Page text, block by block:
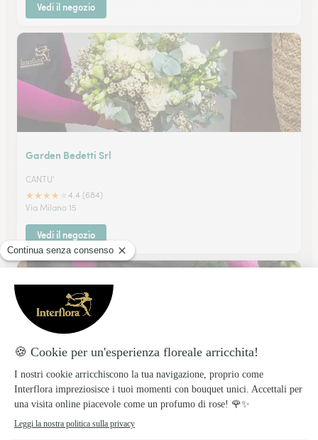
Vedi il negozio
Garden Bedetti Srl
CANTU'
★★★★
4.4 (684)
Via Milano 15
Vedi il negozio
Pozzi Luca
BESANA IN BRIANZA
★★★★★4.8 (90)